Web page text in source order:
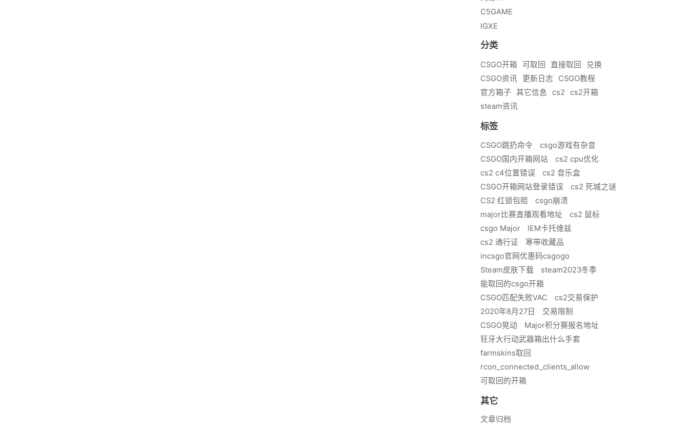
C5GAME
IGXE
分类
CSGO开箱 可取回 直接取回
兑换
CSGO资讯
更新日志
CSGO教程
官方箱子
其它信息 cs2
cs2开箱
steam资讯
标签
CSGO跳扔命令
csgo游戏有杂音
CSGO国内开箱网站
cs2 cpu优化
cs2 c4位置错误
cs2 音乐盒
CSGO开箱网站登录错误
cs2 死城之谜
CS2 红锁包赔
csgo崩溃
major比赛直播观看地址
cs2 鼠标
csgo Major
IEM卡托维兹
cs2 通行证
寒带收藏品
incsgo官网优惠码csgogo
Steam皮肤下载
steam2023冬季
能取回的csgo开箱
CSGO匹配失败VAC
cs2交易保护
2020年8月27日
交易限制
CSGO晃动
Major积分赛报名地址
狂牙大行动武器箱出什么手套
farmskins取回
rcon_connected_clients_allow
可取回的开箱
其它
文章归档